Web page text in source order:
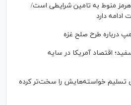
منوط به تامین شرایطی است/
درباره طرح صلح غزه
اقتصاد آمریکا در سایه
سی‌ان‌ان: ایران به جای تسلیم خواسته‌هایش را سخت‎‌تر کرده